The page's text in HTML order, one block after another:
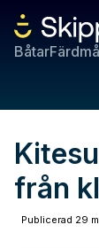
Båtar
från
Publicerad 29